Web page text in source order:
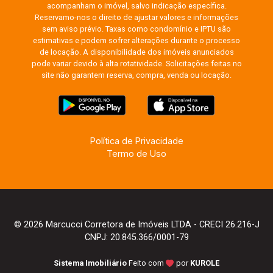
acompanham o imóvel, salvo indicação específica.
Reservamo-nos o direito de ajustar valores e informações
sem aviso prévio. Taxas como condomínio e IPTU são
estimativas e podem sofrer alterações durante o processo
de locação. A disponibilidade dos imóveis anunciados
pode variar devido à alta rotatividade. Solicitações feitas no
site não garantem reserva, compra, venda ou locação.
Política de Privacidade
Termo de Uso
© 2026 Marcucci Corretora de Imóveis LTDA - CRECI 26.216-J
CNPJ: 20.845.366/0001-79
Sistema Imobiliário Feito com por KUROLE